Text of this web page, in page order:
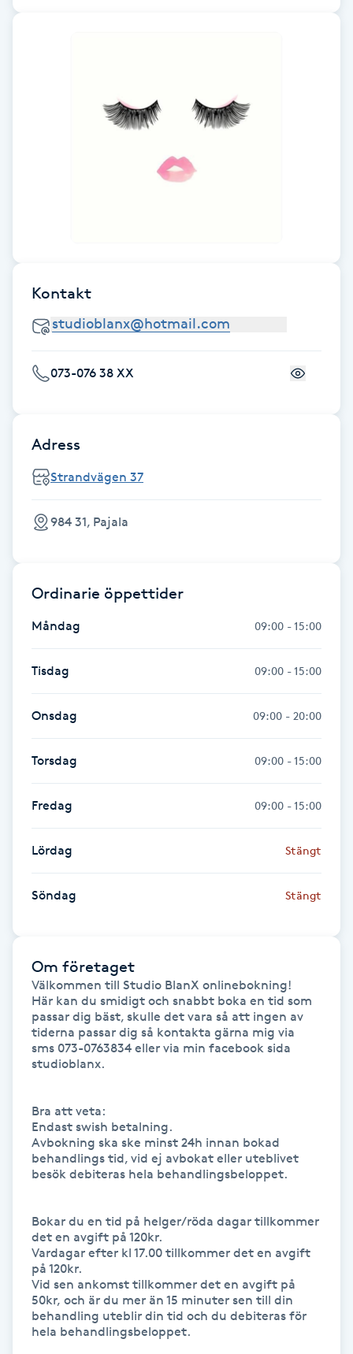
Fotsvamp
Fransförlängning Volym
Fransk manikyr
Fransrengöring
Friskvård
Frisör
Funktionsanalys
Färgning
Föning
Gel naglar
Gelenaglar
Gellack
Gravidmassage
Gravidyoga
Gruppträning
Hatha Yoga
Healing
Herrklippning
HIFU
Kontakt
073-076 38 XX
Adress
Strandvägen 37
984 31, Pajala
Ordinarie öppettider
Måndag 09:00 - 15:00
Tisdag 09:00 - 15:00
Onsdag 09:00 - 20:00
Torsdag 09:00 - 15:00
Fredag 09:00 - 15:00
Lördag Stängt
Söndag Stängt
Om företaget
Välkommen till Studio BlanX onlinebokning!
Här kan du smidigt och snabbt boka en tid som
passar dig bäst, skulle det vara så att ingen av
tiderna passar dig så kontakta gärna mig via
sms 073-0763834 eller via min facebook sida
studioblanx.
Bra att veta:
Endast swish betalning.
Avbokning ska ske minst 24h innan bokad
behandlings tid, vid ej avbokat eller uteblivet
besök debiteras hela behandlingsbeloppet.
Bokar du en tid på helger/röda dagar tillkommer
det en avgift på 120kr.
Vardagar efter kl 17.00 tillkommer det en avgift
på 120kr.
Vid sen ankomst tillkommer det en avgift på
50kr, och är du mer än 15 minuter sen till din
behandling uteblir din tid och du debiteras för
hela behandlingsbeloppet.